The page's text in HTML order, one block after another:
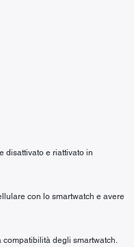
disattivato e riattivato in
con lo smartwatch e avere
degli smartwatch.